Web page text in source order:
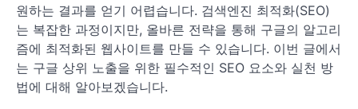
원하는 결과를 얻기 어렵습니다. 검색엔진 최적화(SEO)
는 복잡한 과정이지만, 올바른 전략을 통해 구글의 알고리
즘에 최적화된 웹사이트를 만들 수 있습니다. 이번 글에서
는 구글 상위 노출을 위한 필수적인 SEO 요소와 실천 방
법에 대해 알아보겠습니다.